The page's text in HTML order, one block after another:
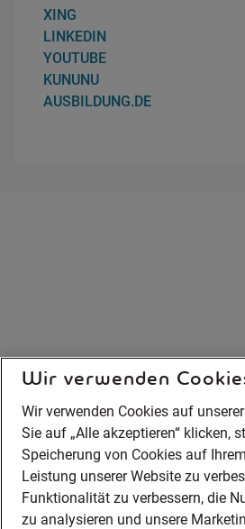
XING
LINKEDIN
YOUTUBE
KUNUNU
AUSBILDUNG.DE
Wir verwenden
Wir verwenden Cookies auf
Sie auf „Alle akzeptieren“ klicken,
Speicherung von Cookies auf
Leistung unserer Website zu
Funktionalität zu verbessern, die
zu analysieren und unsere